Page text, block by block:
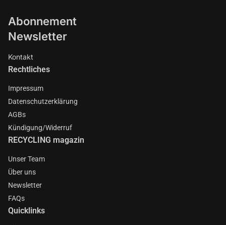
Abonnement
Newsletter
Kontakt
Rechtliches
Impressum
Datenschutzerklärung
AGBs
Kündigung/Widerruf
RECYCLING magazin
Unser Team
Über uns
Newsletter
FAQs
Quicklinks